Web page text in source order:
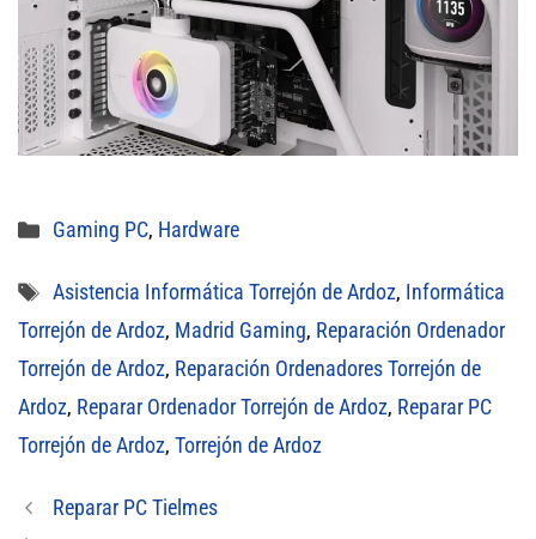
Categorías
Gaming PC, Hardware
Etiquetas
Asistencia Informática Torrejón de Ardoz, Informática
Torrejón de Ardoz, Madrid Gaming, Reparación Ordenador
Torrejón de Ardoz, Reparación Ordenadores Torrejón de
Ardoz, Reparar Ordenador Torrejón de Ardoz, Reparar PC
Torrejón de Ardoz, Torrejón de Ardoz
Reparar PC Tielmes